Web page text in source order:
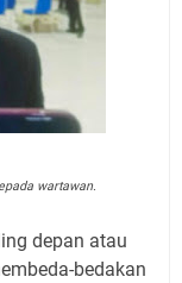
wartawan.
depan atau
bedakan